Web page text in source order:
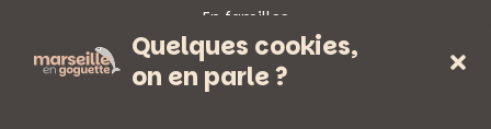
Quelques cookies,
on en parle ?
En familles
Sorties